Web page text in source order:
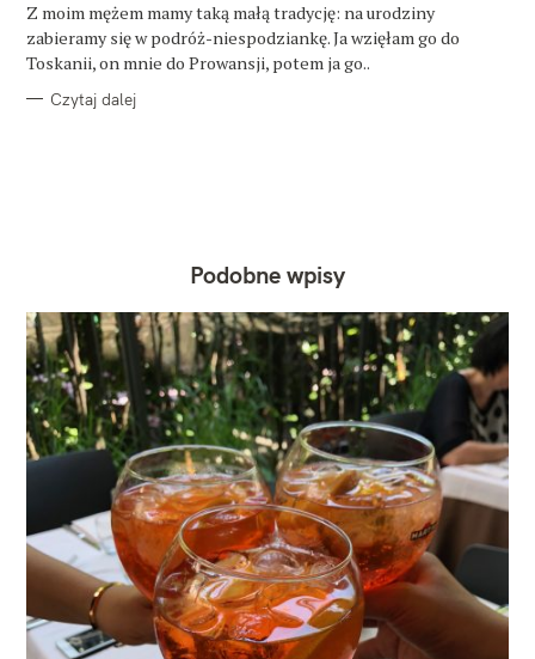
IZ moim mężem mamy taką małą tradycję: na urodziny
zabieramy się w podróż-niespodziankę. Ja wzięłam go do
Toskanii, on mnie do Prowansji, potem ja go..
Czytaj dalej
Podobne wpisy